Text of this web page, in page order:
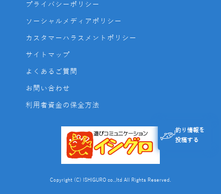
釣り情報を
投稿する
プライバシーポリシー
ソーシャルメディアポリシー
カスタマーハラスメントポリシー
サイトマップ
よくあるご質問
お問い合わせ
利用者資金の保全方法
Copyright (C) ISHIGURO co.,ltd All Rights Reserved.